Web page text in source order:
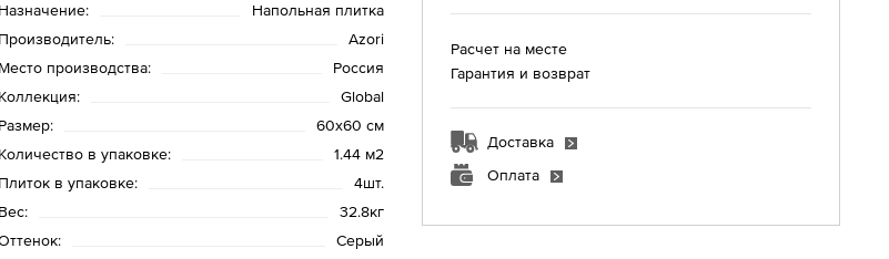
Назначение:
Напольная плитка
Производитель:
Azori
Место производства:
Россия
Коллекция:
Global
Размер:
60х60 см
Количество в упаковке:
1.44 м2
Плиток в упаковке:
4шт.
Вес:
32.8кг
Серый
Расчет на месте
Гарантия и возврат
Доставка
Оплата